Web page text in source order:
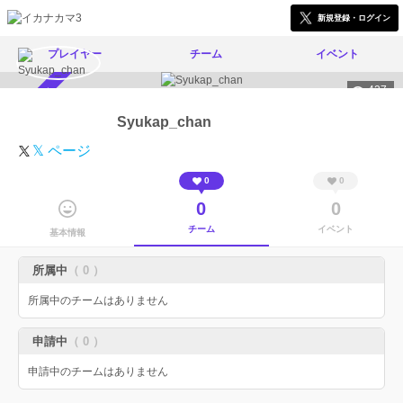
新規登録・ログイン
プレイヤー チーム イベント
427
Syukap_chan
𝕏 ページ
基本情報
0
0
チーム
0
0
イベント
所属中 （ 0 ）
所属中のチームはありません
申請中 （ 0 ）
申請中のチームはありません